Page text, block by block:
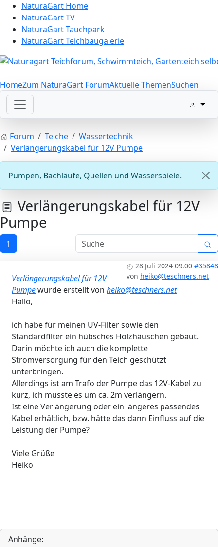
NaturaGart Home
NaturaGart TV
NaturaGart Tauchpark
NaturaGart Teichbaugalerie
HomeZum NaturaGart ForumAktuelle ThemenSuchen
Forum Teiche
Wassertechnik
Verlängerungskabel für 12V Pumpe
Pumpen, Bachläufe, Quellen und Wasserspiele.
Verlängerungskabel für 12V
Pumpe
1
28 Juli 2024 09:00 #35848
von heiko@teschners.net
Verlängerungskabel für 12V
Pumpewurde erstellt von heiko@teschners.net
Hallo,
ich habe für meinen UV-Filter sowie den
Standardfilter ein hübsches Holzhäuschen gebaut.
Darin möchte ich auch die komplette
Stromversorgung für den Teich geschützt
unterbringen.
Allerdings ist am Trafo der Pumpe das 12V-Kabel zu
kurz, ich müsste es um ca. 2m verlängern.
Ist eine Verlängerung oder ein längeres passendes
Kabel erhältlich, bzw. hätte das dann Einfluss auf die
Leistung der Pumpe?
Viele Grüße
Heiko
Anhänge: